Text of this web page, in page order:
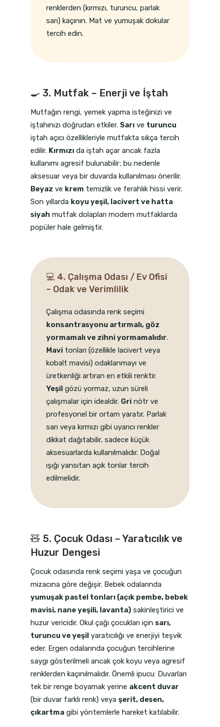
renklerden (kırmızı, turuncu, parlak
sarı) kaçının. Mat ve yumuşak dokular
tercih edin.
🍳 3. Mutfak – Enerji ve İştah
Mutfağın rengi, yemek yapma isteğinizi ve
iştahınızı doğrudan etkiler. Sarı ve turuncu
iştah açıcı özellikleriyle mutfakta sıkça tercih
edilir. Kırmızı da iştah açar ancak fazla
kullanımı agresif bulunabilir; bu nedenle
aksesuar veya bir duvarda kullanılması önerilir.
Beyaz ve krem temizlik ve ferahlık hissi verir.
Son yıllarda koyu yeşil, lacivert ve hatta
siyah mutfak dolapları modern mutfaklarda
popüler hale gelmiştir.
💻 4. Çalışma Odası / Ev Ofisi
– Odak ve Verimlilik
Çalışma odasında renk seçimi
konsantrasyonu artırmalı, göz
yormamalı ve zihni yormamalıdır.
Mavi tonları (özellikle lacivert veya
kobalt mavisi) odaklanmayı ve
üretkenliği artıran en etkili renktir.
Yeşil gözü yormaz, uzun süreli
çalışmalar için idealdir. Gri nötr ve
profesyonel bir ortam yaratır. Parlak
sarı veya kırmızı gibi uyarıcı renkler
dikkat dağıtabilir, sadece küçük
aksesuarlarda kullanılmalıdır. Doğal
ışığı yansıtan açık tonlar tercih
edilmelidir.
🧸 5. Çocuk Odası – Yaratıcılık ve
Huzur Dengesi
Çocuk odasında renk seçimi yaşa ve çocuğun
mizacına göre değişir. Bebek odalarında
yumuşak pastel tonları (açık pembe, bebek
mavisi, nane yeşili, lavanta) sakinleştirici ve
huzur vericidir. Okul çağı çocukları içinsarı,
turuncu ve yeşil yaratıcılığı ve enerjiyi teşvik
eder. Ergen odalarında çocuğun tercihlerine
saygı gösterilmeli ancak çok koyu veya agresif
renklerden kaçınılmalıdır. Önemli ipucu: Duvarları
tek bir renge boyamak yerine akcent duvar
(bir duvar farklı renk) veyaşerit, desen,
çıkartma gibi yöntemlerle hareket katılabilir.